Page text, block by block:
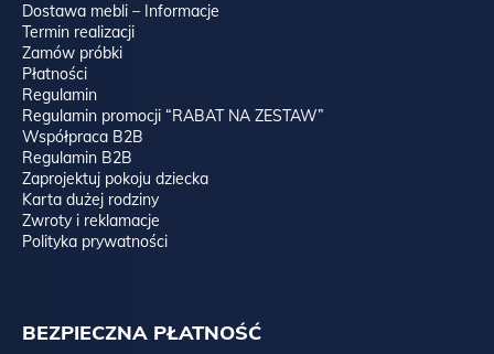
Dostawa mebli – Informacje
Termin realizacji
Zamów próbki
Płatności
Regulamin
Regulamin promocji “RABAT NA ZESTAW”
Współpraca B2B
Regulamin B2B
Zaprojektuj pokoju dziecka
Karta dużej rodziny
Zwroty i reklamacje
Polityka prywatności
BEZPIECZNA PŁATNOŚĆ